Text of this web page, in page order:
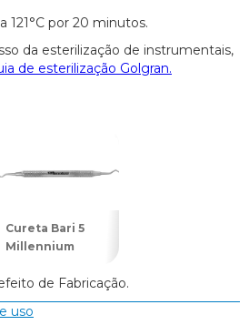
121°C por 20 minutos.
da esterilização de instrumentais,
de esterilização Golgran.
Cureta Bari 5
Millennium
de Fabricação.
uso